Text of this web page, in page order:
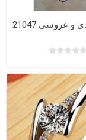
و عروسی 21047